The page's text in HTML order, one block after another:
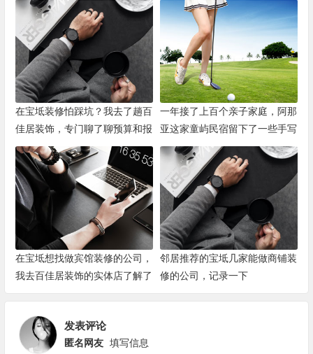
在宝坻装修怕踩坑？我去了趟百
佳居装饰，专门聊了聊预算和报
价
一年接了上百个亲子家庭，阿那
亚这家童屿民宿留下了一些手写
卡片
在宝坻想找做宾馆装修的公司，
我去百佳居装饰的实体店了解了
一下
邻居推荐的宝坻几家能做商铺装
修的公司，记录一下
发表评论
匿名网友 填写信息